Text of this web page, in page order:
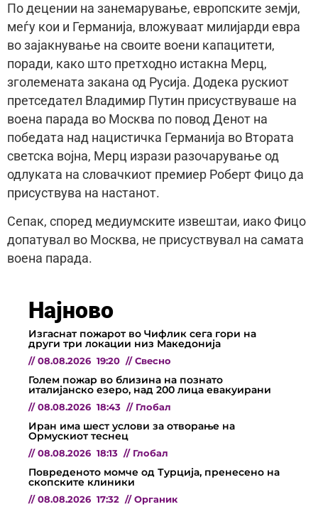
По децении на занемарување, европските земји,
меѓу кои и Германија, вложуваат милијарди евра
во зајакнување на своите воени капацитети,
поради, како што претходно истакна Мерц,
зголемената закана од Русија. Додека рускиот
претседател Владимир Путин присуствуваше на
воена парада во Москва по повод Денот на
победата над нацистичка Германија во Втората
светска војна, Мерц изрази разочарување од
одлуката на словачкиот премиер Роберт Фицо да
присуствува на настанот.
Сепак, според медиумските извештаи, иако Фицо
допатувал во Москва, не присуствувал на самата
воена парада.
Најново
Изгаснат пожарот во Чифлик сега гори на
други три локации низ Македонија
// 08.08.2026 19:20 // Свесно
Голем пожар во близина на познато
италијанско езеро, над 200 лица евакуирани
// 08.08.2026 18:43 // Глобал
Иран има шест услови за отворање на
Ормускиот теснец
// 08.08.2026 18:13 // Глобал
Повреденото момче од Турција, пренесено на
скопските клиники
// 08.08.2026 17:32 // Органик